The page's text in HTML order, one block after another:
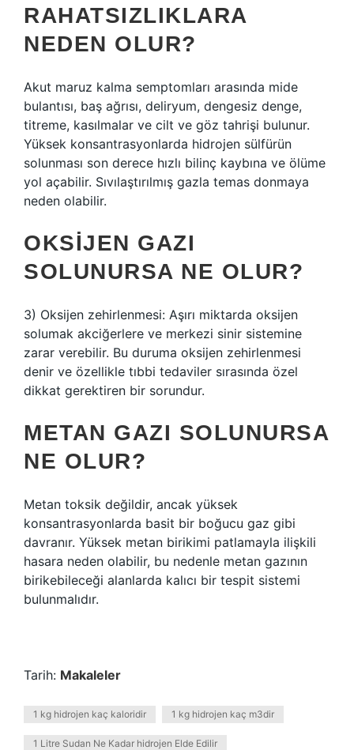
RAHATSIZLIKLARA
NEDEN OLUR?
Akut maruz kalma semptomları arasında mide
bulantısı, baş ağrısı, deliryum, dengesiz denge,
titreme, kasılmalar ve cilt ve göz tahrişi bulunur.
Yüksek konsantrasyonlarda hidrojen sülfürün
solunması son derece hızlı bilinç kaybına ve ölüme
yol açabilir. Sıvılaştırılmış gazla temas donmaya
neden olabilir.
OKSIJEN GAZI
SOLUNURSA NE OLUR?
3) Oksijen zehirlenmesi: Aşırı miktarda oksijen
solumak akciğerlere ve merkezi sinir sistemine
zarar verebilir. Bu duruma oksijen zehirlenmesi
denir ve özellikle tıbbi tedaviler sırasında özel
dikkat gerektiren bir sorundur.
METAN GAZI SOLUNURSA
NE OLUR?
Metan toksik değildir, ancak yüksek
konsantrasyonlarda basit bir boğucu gaz gibi
davranır. Yüksek metan birikimi patlamayla ilişkili
hasara neden olabilir, bu nedenle metan gazının
birikebileceği alanlarda kalıcı bir tespit sistemi
bulunmalıdır.
Tarih: Makaleler
1 kg hidrojen kaç kaloridir 1 kg hidrojen kaç m3dir
1 Litre Sudan Ne Kadar hidrojen Elde Edilir